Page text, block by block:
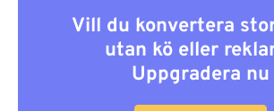
Vill du konvertera
utan kö eller
Uppgradera nu